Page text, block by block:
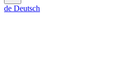
de Deutsch